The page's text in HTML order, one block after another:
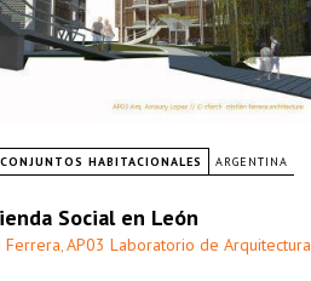
CONJUNTOS HABITACIONALES ARGENTINA
Social en León
Ferrera, AP03 Laboratorio de Arquitectura